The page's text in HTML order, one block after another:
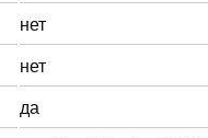
нет
нет
да